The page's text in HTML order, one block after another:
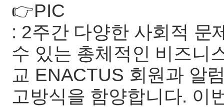
👉PIC
: 2주간 다양한 사회적 문
수 있는 총체적인 비즈니
교 ENACTUS 회원과 알
고방식을 함양합니다. 이